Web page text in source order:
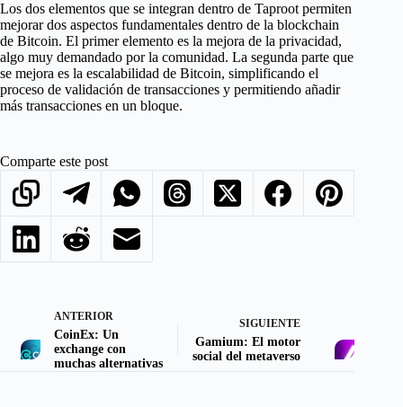
Los dos elementos que se integran dentro de Taproot permiten
mejorar dos aspectos fundamentales dentro de la blockchain
de Bitcoin. El primer elemento es la mejora de la privacidad,
algo muy demandado por la comunidad. La segunda parte que
se mejora es la escalabilidad de Bitcoin, simplificando el
proceso de validación de transacciones y permitiendo añadir
más transacciones en un bloque.
Comparte este post
ANTERIOR
CoinEx: Un
exchange con
muchas alternativas
SIGUIENTE
Gamium: El motor
social del metaverso